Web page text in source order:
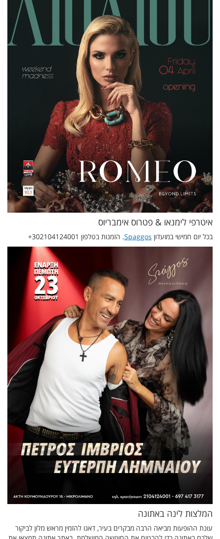
איטרפי לימנאו & פטרוס אימבריוס
בכל יום חמישי במועדון Spaggos. הזמנות בטלפון 302104124001+
המלצות לינה באתונה
עונת ההופעות מביאה הרבה מבקרים בעיר, דאגו להזמין מראש מלון לביקור